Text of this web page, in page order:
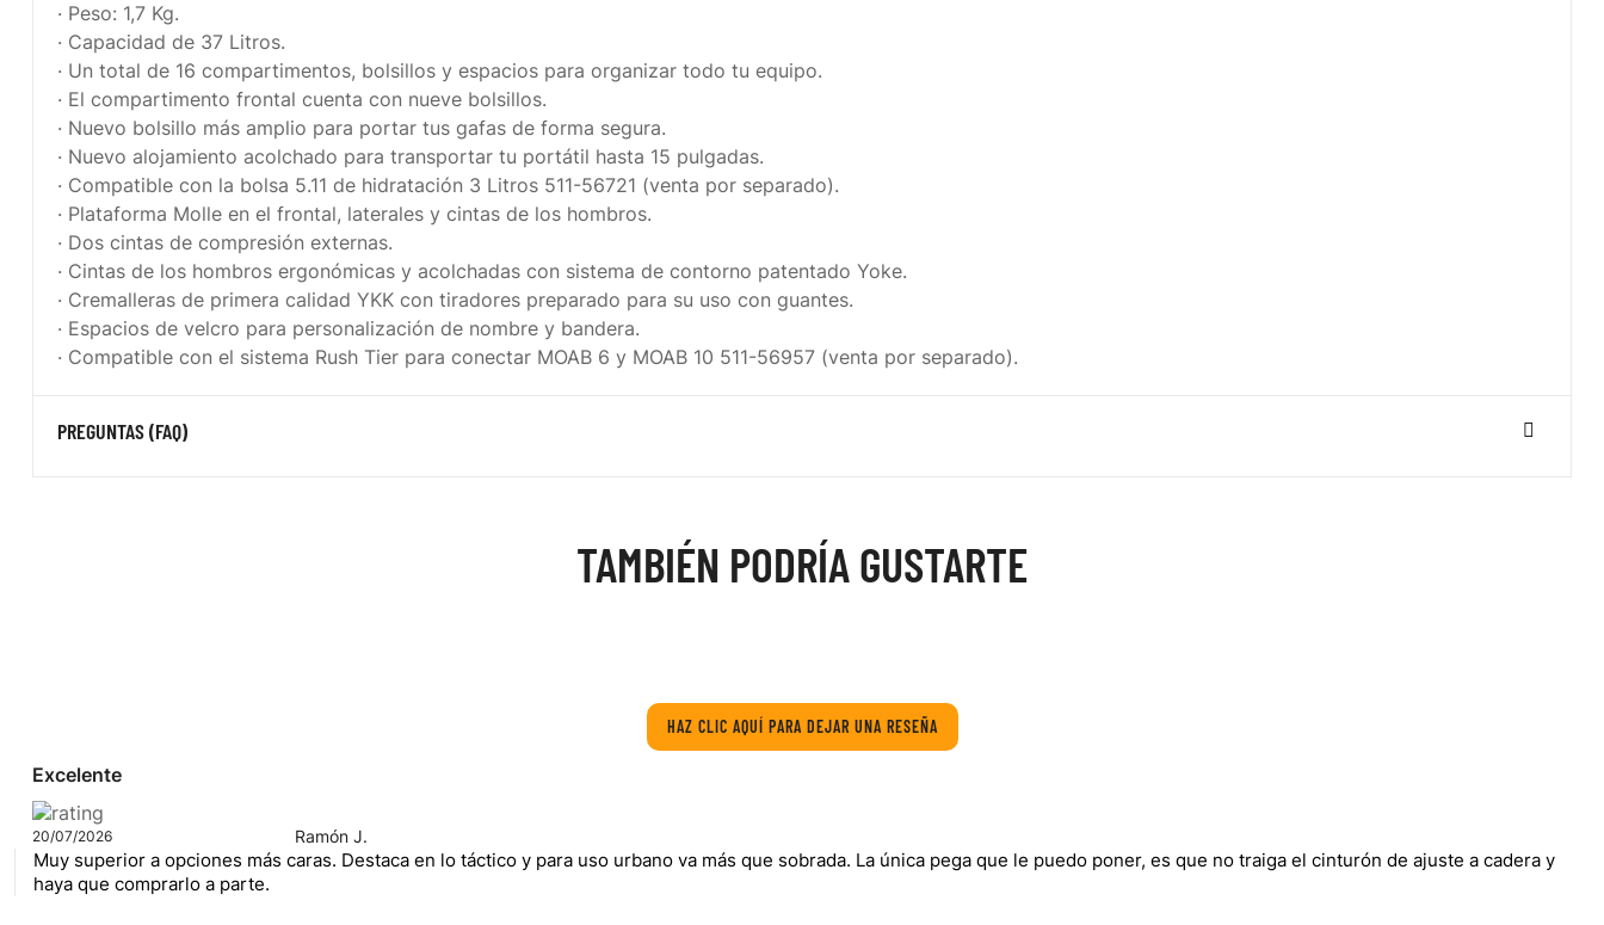
· Peso: 1,7 Kg.
· Capacidad de 37 Litros.
· Un total de 16 compartimentos, bolsillos y espacios para organizar todo tu equipo.
· El compartimento frontal cuenta con nueve bolsillos.
· Nuevo bolsillo más amplio para portar tus gafas de forma segura.
· Nuevo alojamiento acolchado para transportar tu portátil hasta 15 pulgadas.
· Compatible con la bolsa 5.11 de hidratación 3 Litros 511-56721 (venta por separado).
· Plataforma Molle en el frontal, laterales y cintas de los hombros.
· Dos cintas de compresión externas.
· Cintas de los hombros ergonómicas y acolchadas con sistema de contorno patentado Yoke.
· Cremalleras de primera calidad YKK con tiradores preparado para su uso con guantes.
· Espacios de velcro para personalización de nombre y bandera.
· Compatible con el sistema Rush Tier para conectar MOAB 6 y MOAB 10 511-56957 (venta por separado).
PREGUNTAS (FAQ)
TAMBIÉN PODRÍA GUSTARTE
HAZ CLIC AQUÍ PARA DEJAR UNA RESEÑA
Excelente
20/07/2026 Ramón J.
Muy superior a opciones más caras. Destaca en lo táctico y para uso urbano va más que sobrada. La única pega que le puedo poner, es que no traiga el cinturón de ajuste a cadera y
haya que comprarlo a parte.